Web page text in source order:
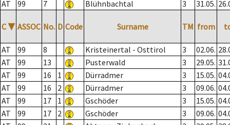
AT
99 7 Blühnbachtal 3 31.05.
C ▼ ASSOC No. D Code Surname TM from
AT 99 8 Kristeinertal - Osttirol 3 02.06.
AT
99 13 Pusterwald 3 29.05.
AT
99 16 1 Dürradmer 3 15.05.
AT
99 16 2 Dürradmer 3 09.06.
AT
99 17 1 Gschöder 3 15.05.
AT
99 17 2 Gschöder 3 09.06.